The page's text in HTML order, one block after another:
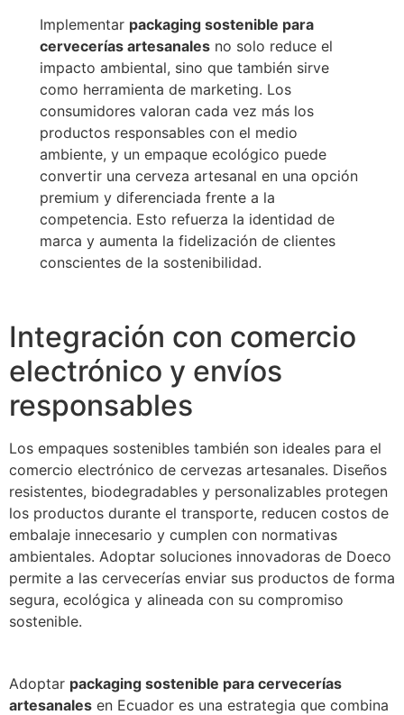
Implementar packaging sostenible para
cervecerías artesanales no solo reduce el
impacto ambiental, sino que también sirve
como herramienta de marketing. Los
consumidores valoran cada vez más los
productos responsables con el medio
ambiente, y un empaque ecológico puede
convertir una cerveza artesanal en una opción
premium y diferenciada frente a la
competencia. Esto refuerza la identidad de
marca y aumenta la fidelización de clientes
conscientes de la sostenibilidad.
Integración con comercio
electrónico y envíos
responsables
Los empaques sostenibles también son ideales para el
comercio electrónico de cervezas artesanales. Diseños
resistentes, biodegradables y personalizables protegen
los productos durante el transporte, reducen costos de
embalaje innecesario y cumplen con normativas
ambientales. Adoptar soluciones innovadoras de Doeco
permite a las cervecerías enviar sus productos de forma
segura, ecológica y alineada con su compromiso
sostenible.
Adoptar packaging sostenible para cervecerías
artesanales en Ecuador es una estrategia que combina